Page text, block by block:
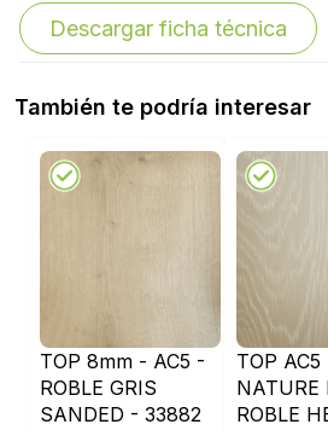
Descargar ficha técnica
También te podría interesar
TOP 8mm - AC5 -
ROBLE GRIS
SANDED - 33882
TOP AC5
NATURE
ROBLE